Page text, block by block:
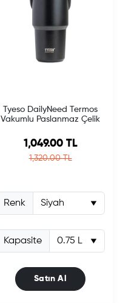
Tyeso DailyNeed Termos
Vakumlu Paslanmaz Çelik
Sale price
1,049.00 TL
Regular price
1,320.00 TL
Renk
Kapasite
Satın Al